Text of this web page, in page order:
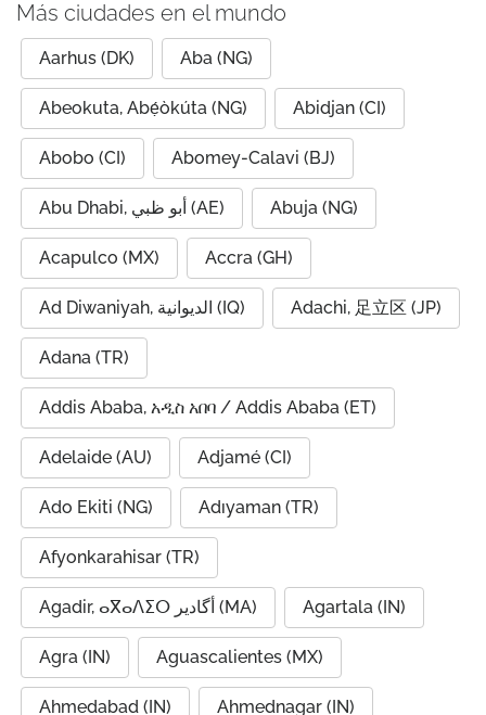
Más ciudades en el mundo
Aarhus (DK) Aba (NG)
Abeokuta, Abẹ́òkúta (NG) Abidjan (CI)
Abobo (CI) Abomey-Calavi (BJ)
Abu Dhabi, أبو ظبي (AE) Abuja (NG)
Acapulco (MX) Accra (GH)
Ad Diwaniyah, الديوانية (IQ) Adachi, 足立区 (JP)
Adana (TR)
Addis Ababa, አዲስ አበባ / Addis Ababa (ET)
Adelaide (AU) Adjamé (CI)
Ado Ekiti (NG) Adıyaman (TR)
Afyonkarahisar (TR)
Agadir, ⴰⴳⴰⴷⵉⵔ أگادیر (MA) Agartala (IN)
Agra (IN) Aguascalientes (MX)
Ahmedabad (IN) Ahmednagar (IN)